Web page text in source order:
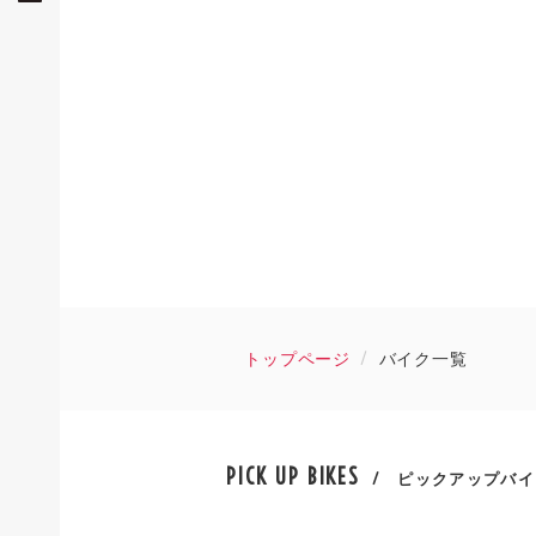
トップページ バイク一覧
PICK UP BIKES / ピックアップバ